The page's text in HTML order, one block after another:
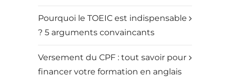
Pourquoi le TOEIC est indispensable
? 5 arguments convaincants
Versement du CPF : tout savoir pour
financer votre formation en anglais